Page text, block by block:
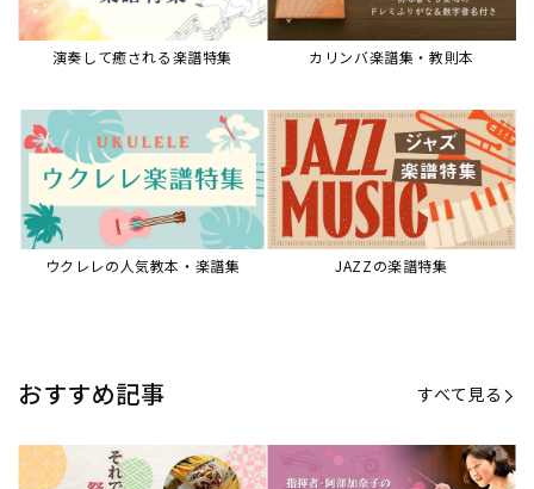
【第21回公開】なぜ人々は祭りを
必要とするのか？祭りの今を見つ
める現地ルポ
【第16回公開】ヨーロッパを拠点
に世界を駆けまわる阿部加奈子の
今に迫る
「できた！」があふれる！『生徒
指導の教科書』
イブ＆トークレポート